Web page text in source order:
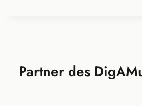
Partner des